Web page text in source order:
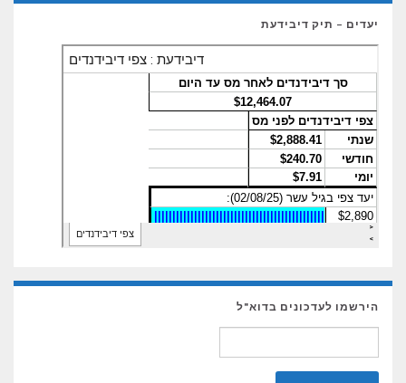
יעדים – תיק דיבידעת
הירשמו לעדכונים בדוא"ל